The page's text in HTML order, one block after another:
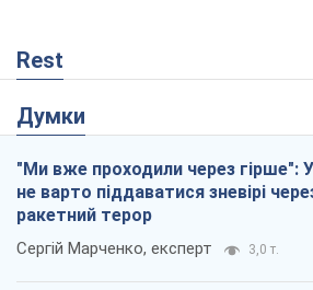
Rest
Думки
"Ми вже проходили через гірше":
не варто піддаватися зневірі
ракетний терор
Сергій Марченко, експерт 3,0 т.